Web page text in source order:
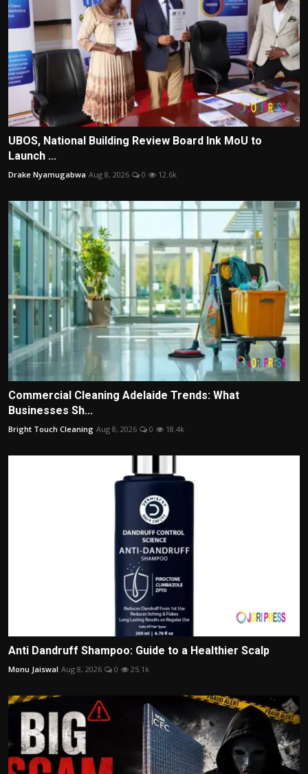
UBOS, National Building Review Board Ink MoU to
Launch ...
Drake Nyamugabwa Aug 8, 2026 0 12.6k
Commercial Cleaning Adelaide Trends: What
Businesses Sh...
Bright Touch Cleaning Aug 8, 2026 0 18.4k
Anti Dandruff Shampoo: Guide to a Healthier Scalp
Monu Jaiswal Aug 8, 2026 0 25.1k